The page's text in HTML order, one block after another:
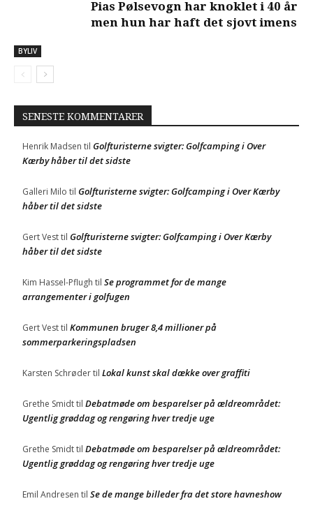
BYLIV
Pias Pølsevogn har knoklet i 40 år
men hun har haft det sjovt imens
SENESTE KOMMENTARER
Henrik Madsen til Golfturisterne svigter: Golfcamping i Over
Kærby håber til det sidste
Galleri Milo til Golfturisterne svigter: Golfcamping i Over Kærby
håber til det sidste
Gert Vesttil Golfturisterne svigter: Golfcamping i Over Kærby
håber til det sidste
Kim Hassel-Pflugh til Se programmet for de mange
arrangementer i golfugen
Gert Vesttil Kommunen bruger 8,4 millioner på
sommerparkeringspladsen
Karsten Schrødertil Lokal kunst skal dække over graffiti
Grethe Smidttil Debatmøde om besparelser på ældreområdet:
Ugentlig grøddag og rengøring hver tredje uge
Grethe Smidttil Debatmøde om besparelser på ældreområdet:
Ugentlig grøddag og rengøring hver tredje uge
Emil Andresen til Se de mange billeder fra det store havneshow